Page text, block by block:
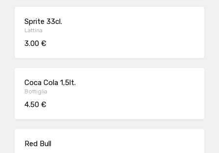
Sprite 33cl.
Lattina
3.00 €
Coca Cola 1,5lt.
Bottiglia
4.50 €
Red Bull